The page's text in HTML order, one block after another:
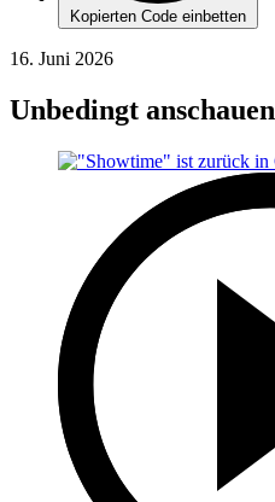
Kopierten Code einbetten
16. Juni 2026
Unbedingt anschauen